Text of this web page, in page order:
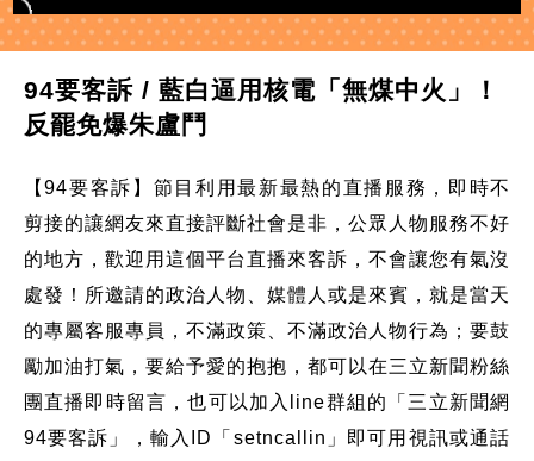
94要客訴 / 藍白逼用核電「無煤中火」！
反罷免爆朱盧鬥
【94要客訴】節目利用最新最熱的直播服務，即時不
剪接的讓網友來直接評斷社會是非，公眾人物服務不好
的地方，歡迎用這個平台直播來客訴，不會讓您有氣沒
處發！所邀請的政治人物、媒體人或是來賓，就是當天
的專屬客服專員，不滿政策、不滿政治人物行為；要鼓
勵加油打氣，要給予愛的抱抱，都可以在三立新聞粉絲
團直播即時留言，也可以加入line群組的「三立新聞網
94要客訴」，輸入ID「setncallin」即可用視訊或通話